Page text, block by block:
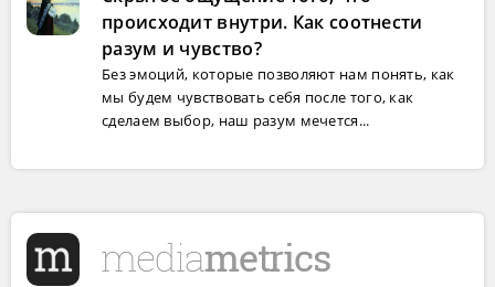
происходит внутри. Как соотнести
разум и чувство?
Без эмоций, которые позволяют нам понять, как
мы будем чувствовать себя после того, как
сделаем выбор, наш разум мечется...